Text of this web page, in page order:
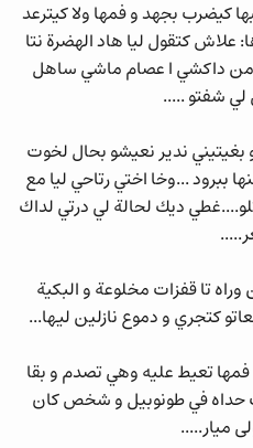
كيضرب بجهد و فمها ولا كيترعد
علاش كتقول ليا هاد الهضرة نتا
من داكشي ا عصام ماشي ساهل
لي شفتو .....
ندير نعيشو بحال لخوت
ببرود ...وخا اختي رتاحي ليا مع
ديك لحالة لي درتي لداك
تا قفزات مخلوعة و البكية
كتجري و دموع نازلين ليها...
تعيط عليه وهي تصدم و بقا
في طونوبيل و شخص كان
ميار.....